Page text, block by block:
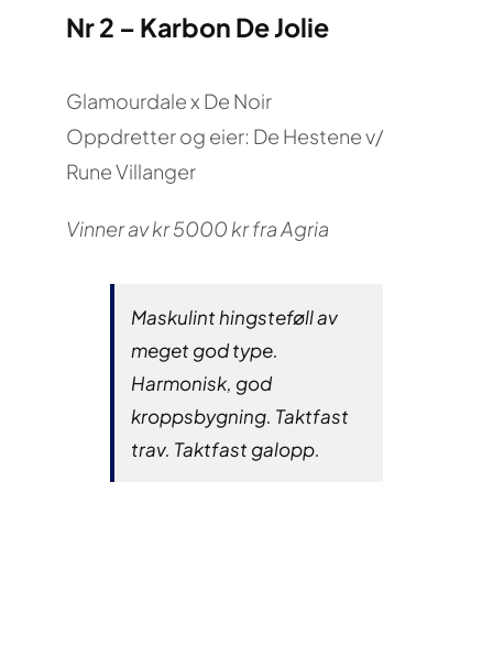
Nr 2 – Karbon De Jolie
Glamourdale x De Noir
Oppdretter og eier: De Hestene v/
Rune Villanger
Vinner av kr 5000 kr fra Agria
Maskulint hingsteføll av
meget god type.
Harmonisk, god
kroppsbygning. Taktfast
trav. Taktfast galopp.